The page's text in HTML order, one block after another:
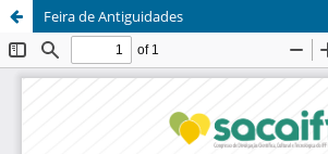
Feira de Antiguidades